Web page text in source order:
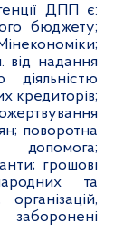
ДПП є:
бюджету;
від надання
кредиторів;
поворотна
допомога;
грошові
та